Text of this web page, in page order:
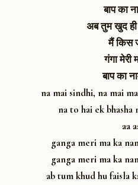
बाप का
अब तुम खुद
मैं किस
गंगा मेरी
बाप का
na mai sindhi, na mai
na to hai ek
aa
ganga meri ma ka
ganga meri ma ka
ab tum khud hu faisla